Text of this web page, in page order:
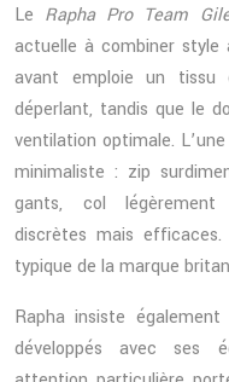
Le Rapha Pro Team
actuelle à combiner
avant emploie un tissu
déperlant, tandis que le
ventilation optimale.
minimaliste : zip
gants, col légèrement
discrètes mais
typique de la marque
Rapha insiste
développés avec ses